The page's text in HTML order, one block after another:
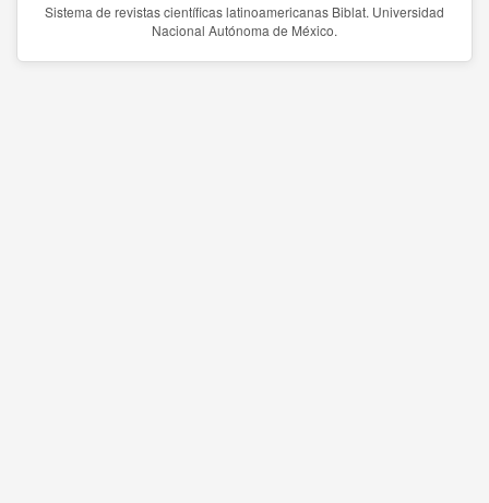
Sistema de revistas científicas latinoamericanas Biblat. Universidad
Nacional Autónoma de México.